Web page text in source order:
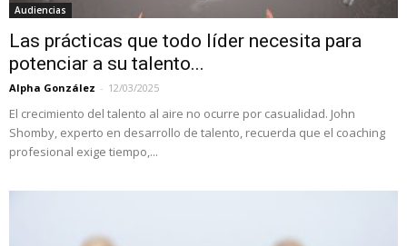
Audiencias
Las prácticas que todo líder necesita para
potenciar a su talento...
Alpha González - 12/03/2025
El crecimiento del talento al aire no ocurre por casualidad. John
Shomby, experto en desarrollo de talento, recuerda que el coaching
profesional exige tiempo,...